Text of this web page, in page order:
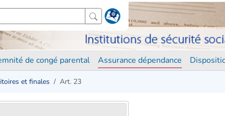
de congé parental Assurance dépendance
et finales Art. 23